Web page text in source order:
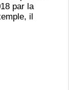
par la
il